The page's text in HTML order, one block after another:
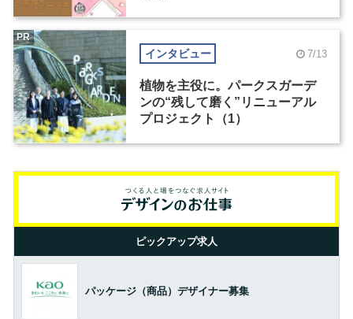
インタビュー 7/13
植物を主役に。パークスガーデ
ンの“残して磨く”リニューアル
プロジェクト（1）
PR
ピックアップ求人
パッケージ（商品）デザイナー募集